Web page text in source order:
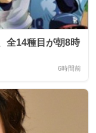
全14種目が朝8時
6時間前